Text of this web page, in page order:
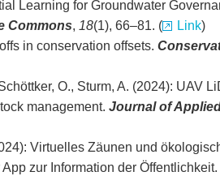
Learning for Groundwater
Commons, 18(1), 66–81. ( Link)
in conservation offsets.
O., Sturm, A. (2024): UAV
management. Journal of
Virtuelles Zäunen und
zur Information der